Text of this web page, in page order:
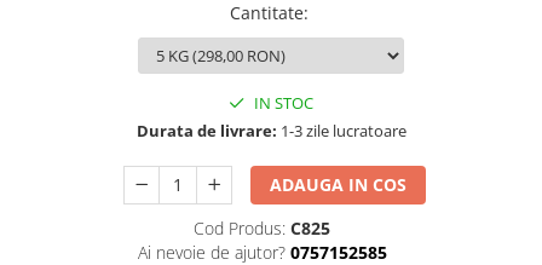
Cantitate:
IN STOC
Durata de livrare: 1-3 zile lucratoare
ADAUGA IN COS
Cod Produs: C825
Ai nevoie de ajutor? 0757152585